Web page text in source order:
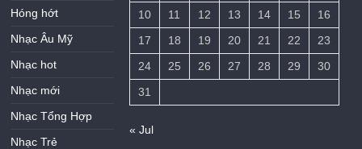
Hóng hớt
Nhạc Âu Mỹ
Nhạc hot
Nhạc mới
Nhạc Tổng Hợp
Nhạc Trẻ
10
11 12 13 14 15
16
17
18 19 20 21 22
23
24
25 26 27 28 29
30
31
« Jul